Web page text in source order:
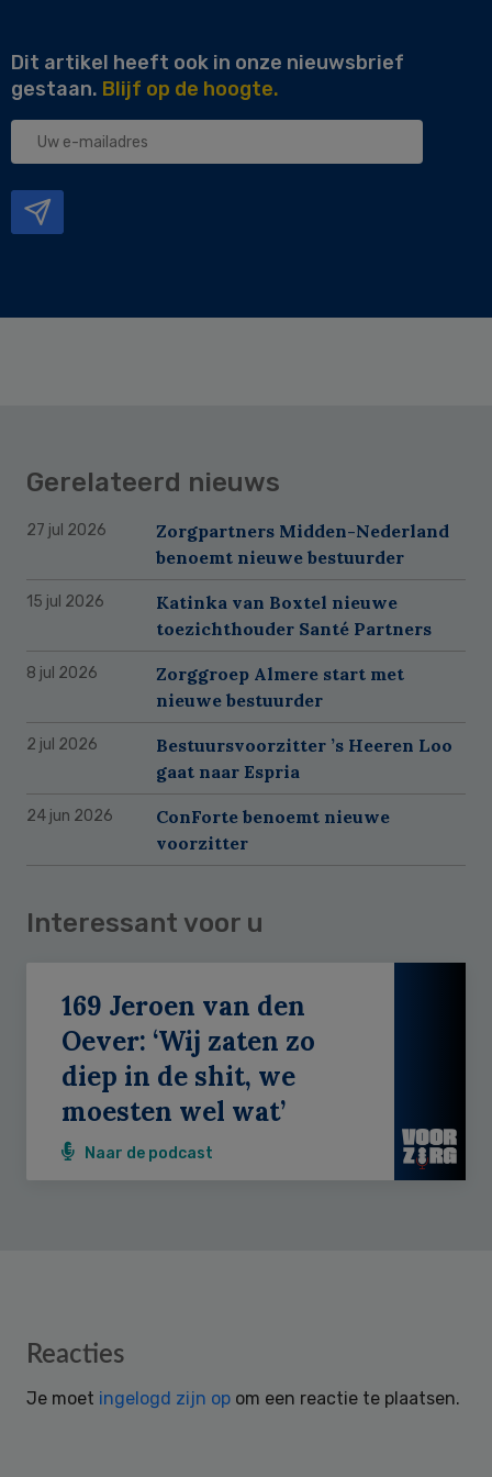
Dit artikel heeft ook in onze nieuwsbrief
gestaan. Blijf op de hoogte.
Uw
Gerelateerd nieuws
27 jul 2026
Zorgpartners Midden-Nederland
benoemt nieuwe bestuurder
15 jul 2026
Katinka van Boxtel nieuwe
toezichthouder Santé Partners
8 jul 2026
Zorggroep Almere start met
nieuwe bestuurder
2 jul 2026
Bestuursvoorzitter ’s Heeren Loo
gaat naar Espria
24 jun 2026
ConForte benoemt nieuwe
voorzitter
Interessant voor u
169 Jeroen van den
Oever: ‘Wij zaten zo
diep in de shit, we
moesten wel wat’
Naar de podcast
Reader
Reacties
Je moet ingelogd zijn op om een reactie te plaatsen.